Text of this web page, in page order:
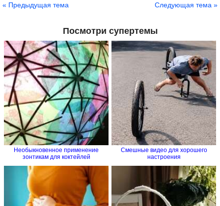
« Предыдущая тема Следующая тема »
Посмотри супертемы
Необыкновенное применение
зонтикам для коктейлей
Смешные видео для хорошего
настроения